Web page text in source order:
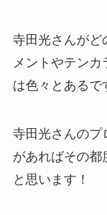
寺田光さんがど
メントやテンカ
は色々とある
寺田光さんのプ
があればその都
と思います！